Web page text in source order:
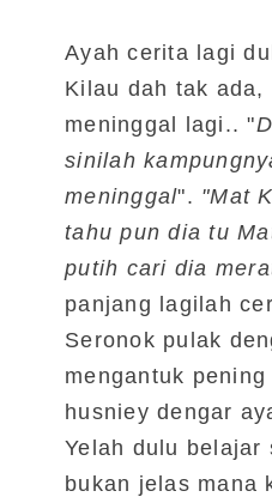
Ayah cerita lagi
Kilau dah tak
meninggal lagi.. "
sinilah
meninggal". "Mat
tahu pun dia tu
putih cari dia
panjang lagilah
Seronok pulak
mengantuk
husniey dengar
Yelah dulu belajar
bukan jelas mana